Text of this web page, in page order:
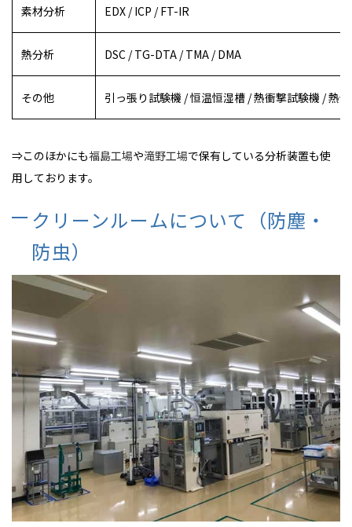
素材分析 EDX / ICP / FT-IR
熱分析 DSC / TG-DTA / TMA / DMA
その他 引っ張り試験機 / 恒温恒湿槽 / 熱衝撃試験機 / 熱
⇒このほかにも福島工場や滝野工場で保有している分析装置も使
用しております。
クリーンルームについて（防塵・
防虫）